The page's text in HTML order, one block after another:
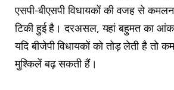
एसपी-बीएसपी विधायकों की वजह से
टिकी हुई है। दरअसल, यहां बहुमत का
यदि बीजेपी विधायकों को तोड़ लेती है तो
मुश्किलें बढ़ सकती हैं।